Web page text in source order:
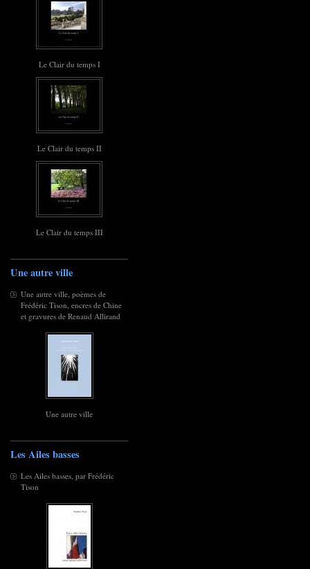
Le Clair du temps I
Le Clair du temps II
Le Clair du temps III
Une autre ville
Une autre ville, poèmes de
Frédéric Tison, encres de Chine
et gravures de Renaud Allirand
Une autre ville
Les Ailes basses
Les Ailes basses, par Frédéric
Tison